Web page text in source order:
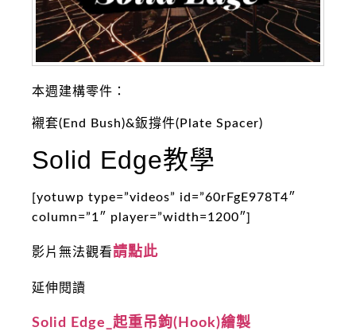
本週建構零件：
襯套(End Bush)&鈑撐件(Plate Spacer)
Solid Edge教學
[yotuwp type=”videos” id=”60rFgE978T4″
column=”1″ player=”width=1200″]
影片無法觀看請點此
延伸閱讀
Solid Edge_起重吊鉤(Hook)繪製